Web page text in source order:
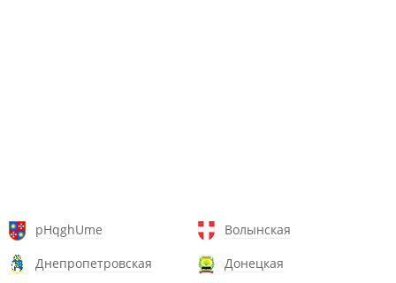
pHqghUme
Волынская
Днепропетровская
Донецкая